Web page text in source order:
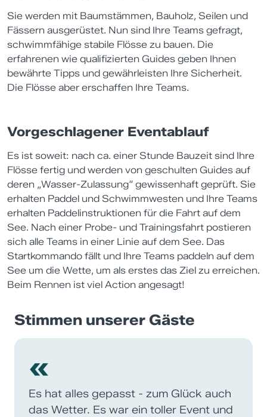
Sie werden mit Baumstämmen, Bauholz, Seilen und
Fässern ausgerüstet. Nun sind Ihre Teams gefragt,
schwimmfähige stabile Flösse zu bauen. Die
erfahrenen wie qualifizierten Guides geben Ihnen
bewährte Tipps und gewährleisten Ihre Sicherheit.
Die Flösse aber erschaffen Ihre Teams.
Vorgeschlagener Eventablauf
Es ist soweit: nach ca. einer Stunde Bauzeit sind Ihre
Flösse fertig und werden von geschulten Guides auf
deren „Wasser-Zulassung“ gewissenhaft geprüft. Sie
erhalten Paddel und Schwimmwesten und Ihre Teams
erhalten Paddelinstruktionen für die Fahrt auf dem
See. Nach einer Probe- und Trainingsfahrt postieren
sich alle Teams in einer Linie auf dem See. Das
Startkommando fällt und Ihre Teams paddeln auf dem
See um die Wette, um als erstes das Ziel zu erreichen.
Beim Rennen ist viel Action angesagt!
Stimmen unserer Gäste
«
Es hat alles gepasst - zum Glück auch
das Wetter. Es war ein toller Event und